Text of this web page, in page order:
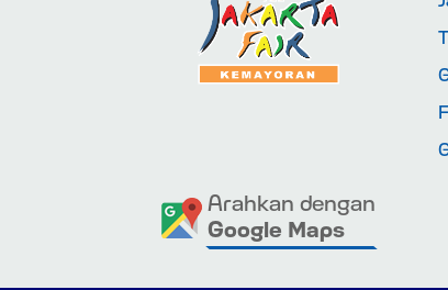
Arahkan dengan
Google Maps